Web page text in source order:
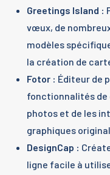
Greetings Island :
vœux, de
modèles
la création de
Fotor : Éditeur de
fonctionnalités de
photos et de les
graphiques
DesignCap :
ligne facile à